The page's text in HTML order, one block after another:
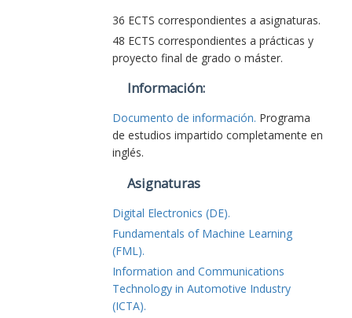
36 ECTS correspondientes a asignaturas.
48 ECTS correspondientes a prácticas y
proyecto final de grado o máster.
Información:
Documento de información. Programa
de estudios impartido completamente en
inglés.
Asignaturas
Digital Electronics (DE).
Fundamentals of Machine Learning
(FML).
Information and Communications
Technology in Automotive Industry
(ICTA).